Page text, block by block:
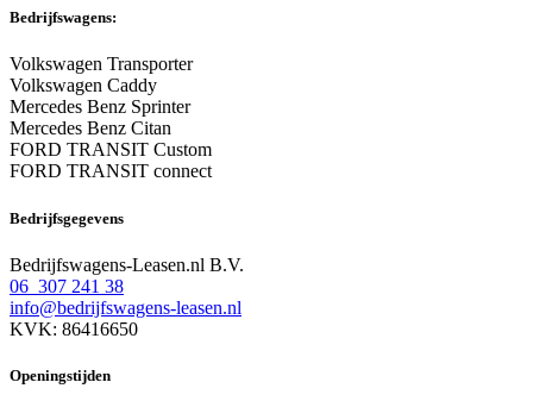
Bedrijfswagens:
Volkswagen Transporter
Volkswagen Caddy
Mercedes Benz Sprinter
Mercedes Benz Citan
FORD TRANSIT Custom
FORD TRANSIT connect
Bedrijfsgegevens
Bedrijfswagens-Leasen.nl B.V.
06 307 241 38
info@bedrijfswagens-leasen.nl
KVK: 86416650
Openingstijden